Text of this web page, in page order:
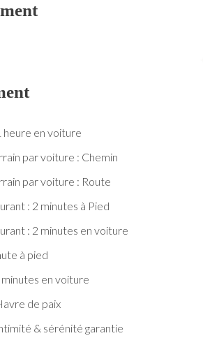
en voiture
par voiture : Chemin
par voiture : Route
: 2 minutes à Pied
: 2 minutes en voiture
à pied
en voiture
de paix
& sérénité garantie